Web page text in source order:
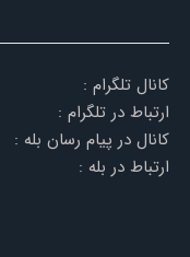
کانال تلگرام :
ارتباط در تلگرام :
کانال در پیام رسان بله :
ارتباط در بله :